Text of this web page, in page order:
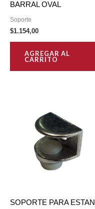
BARRAL OVAL
Soporte
$1.154,00
AGREGAR AL
CARRITO
SOPORTE PARA